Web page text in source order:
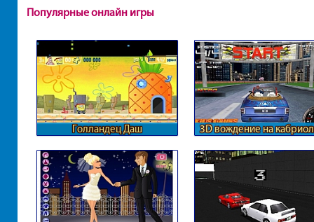
Популярные онлайн игры
Голландец Даш 3D вождение на